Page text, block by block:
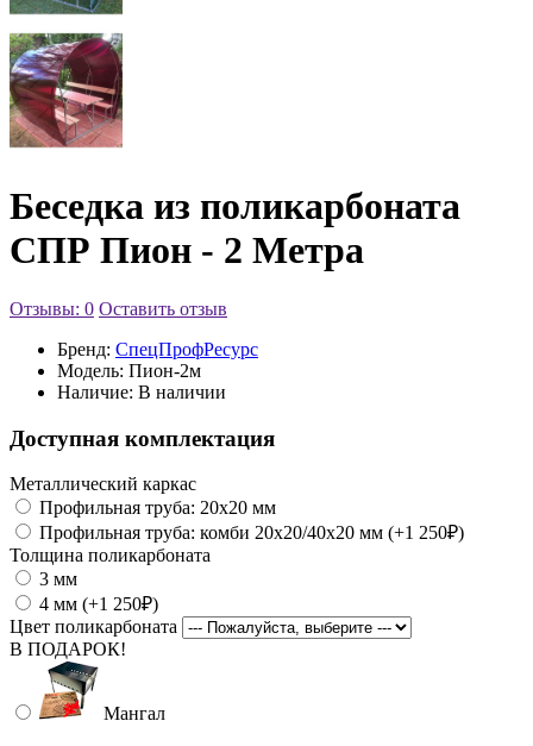
Беседка из поликарбоната
СПР Пион - 2 Метра
Отзывы: 0 Оставить отзыв
Бренд: СпецПрофРесурс
Модель: Пион-2м
Наличие: В наличии
Доступная комплектация
Металлический каркас
Профильная труба: 20x20 мм
Профильная труба: комби 20х20/40х20 мм (+1 250₽)
Толщина поликарбоната
3 мм
4 мм (+1 250₽)
Цвет поликарбоната
В ПОДАРОК!
Мангал